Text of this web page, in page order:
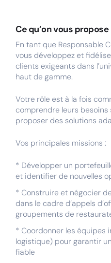
Ce qu’on vous propose
En tant que Responsable
vous développez et
clients exigeants dans
haut de gamme.
Votre rôle est à la fois
comprendre leurs
proposer des solutions
Vos principales missions :
* Développer un
et identifier de nouvelles
* Construire et négocier
dans le cadre d’appels
groupements de
* Coordonner les équipes
logistique) pour garantir
fiable